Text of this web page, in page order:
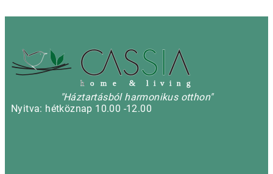
h o m e & l i v i n g
"Háztartásból harmonikus otthon"
Nyitva: hétköznap 10.00 -12.00